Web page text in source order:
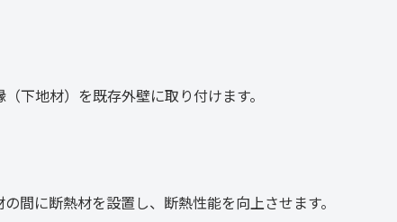
下地材）を既存外壁に取り付けます。
間に断熱材を設置し、断熱性能を向上させます。